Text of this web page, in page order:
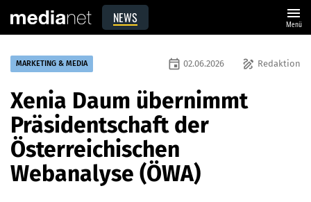
NEWS menu
Menü
MARKETING & MEDIA draw Redaktion
event 02.06.2026
Xenia Daum übernimmt
Präsidentschaft der
Österreichischen
Webanalyse (ÖWA)